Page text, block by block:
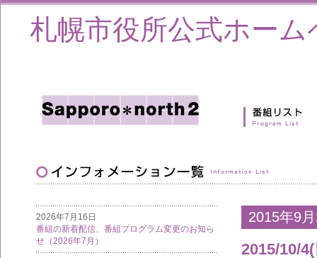
札幌市役所公式ホーム
2026年7月16日
番組の新着配信、番組プログラム変更のお知ら
せ（2026年7月）
2015年9
2015/10/